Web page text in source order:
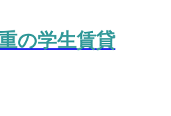
の学生賃貸